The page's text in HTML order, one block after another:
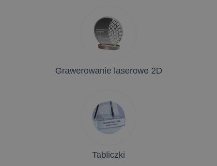
Grawerowanie laserowe 2D
Tabliczki